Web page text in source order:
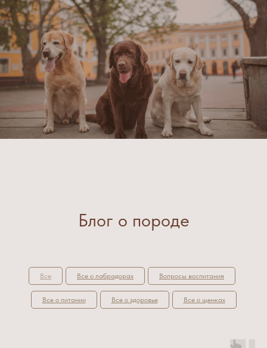
Блог о породе
Все Все о лабрадорах Вопросы воспитания
Все о питании Все о здоровье Все о щенках